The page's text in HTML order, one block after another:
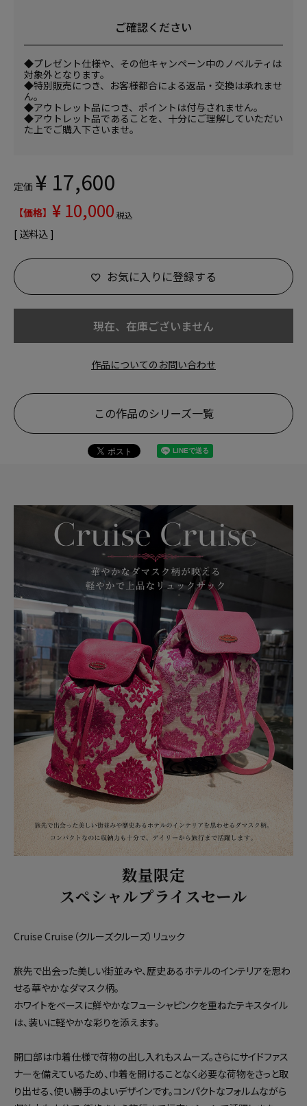
ご確認ください
◆プレゼント仕様や、その他キャンペーン中のノベルティは
対象外となります。
◆特別販売につき、お客様都合による返品・交換は承れませ
ん。
◆アウトレット品につき、ポイントは付与されません。
◆アウトレット品であることを、十分にご理解していただい
た上でご購入下さいませ。
定価 ¥ 17,600
¥ 10,000 税込
送料込
お気に入りに登録する
現在、在庫ございません
作品についてのお問い合わせ
この作品のシリーズ一覧
数量限定
スペシャルプライスセール
Cruise Cruise（クルーズクルーズ）リュック
旅先で出会った美しい街並みや、歴史あるホテルのインテリアを思わ
せる華やかなダマスク柄。
ホワイトをベースに鮮やかなフューシャピンクを重ねたテキスタイル
は、装いに軽やかな彩りを添えます。
開口部は巾着仕様で荷物の出し入れもスムーズ。さらにサイドファス
ナーを備えているため、巾着を開けることなく必要な荷物をさっと取
り出せる、使い勝手のよいデザインです。コンパクトなフォルムながら